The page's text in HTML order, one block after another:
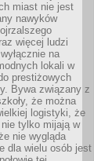
miast nie jest
nawyków
więcej ludzi
na
lokali w
prestiżowych
Bywa związany z
że można
logistyki, że
tylko mijają w
nie wygląda
dla wielu osób jest